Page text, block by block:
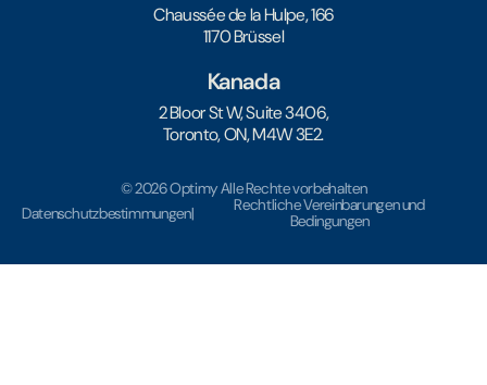
Chaussée de la Hulpe, 166
1170 Brüssel
Kanada
2 Bloor St W, Suite 3406,
Toronto, ON, M4W 3E2.
© 2026 Optimy Alle Rechte vorbehalten
Datenschutzbestimmungen|
Rechtliche Vereinbarungen und
Bedingungen